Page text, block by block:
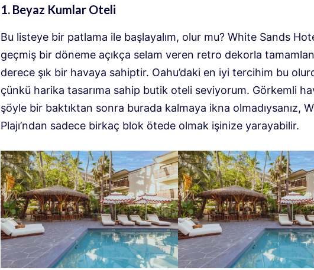
1. Beyaz Kumlar Oteli
Bu listeye bir patlama ile başlayalım, olur mu? White Sands
geçmiş bir döneme açıkça selam veren retro dekorla
derece şık bir havaya sahiptir. Oahu’daki en iyi tercihim bu
çünkü harika tasarıma sahip butik oteli seviyorum. Görkemli
şöyle bir baktıktan sonra burada kalmaya ikna olmadıysanız,
Plajı’ndan sadece birkaç blok ötede olmak işinize yarayabilir.